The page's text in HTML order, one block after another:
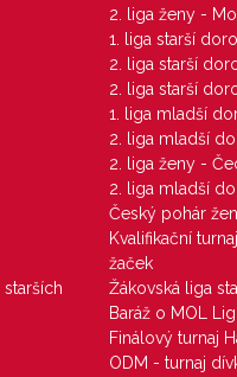
2. liga ženy -
1. liga starší
2. liga starší
2. liga starší
1. liga mladší
2. liga mladší
2. liga ženy -
2. liga mladší
Český pohár žen
Kvalifikační
žaček
Žákovská liga
Baráž o MOL
Finálový turnaj
ODM - turnaj